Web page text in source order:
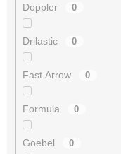
Doppler 0
Drilastic 0
Fast Arrow 0
Formula 0
Goebel 0